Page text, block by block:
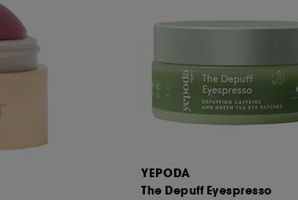
YEPODA
The Depuff Eyespresso